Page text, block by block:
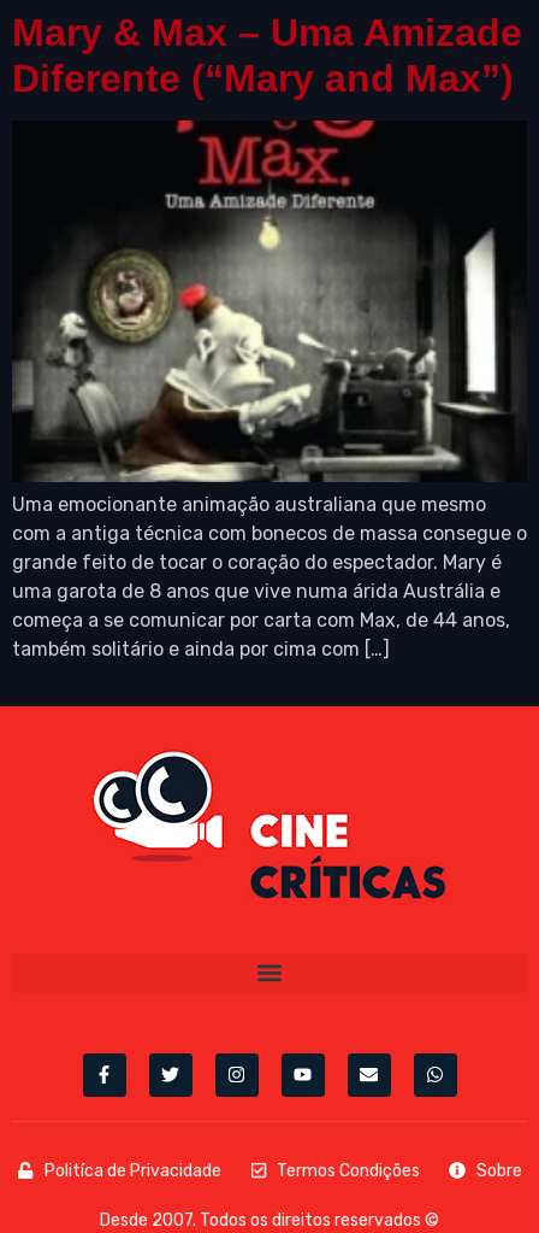
Mary & Max – Uma Amizade
Diferente (“Mary and Max”)
Uma emocionante animação australiana que mesmo
com a antiga técnica com bonecos de massa consegue o
grande feito de tocar o coração do espectador. Mary é
uma garota de 8 anos que vive numa árida Austrália e
começa a se comunicar por carta com Max, de 44 anos,
também solitário e ainda por cima com […]
Politíca de Privacidade Termos Condições Sobre
Desde 2007. Todos os direitos reservados ©